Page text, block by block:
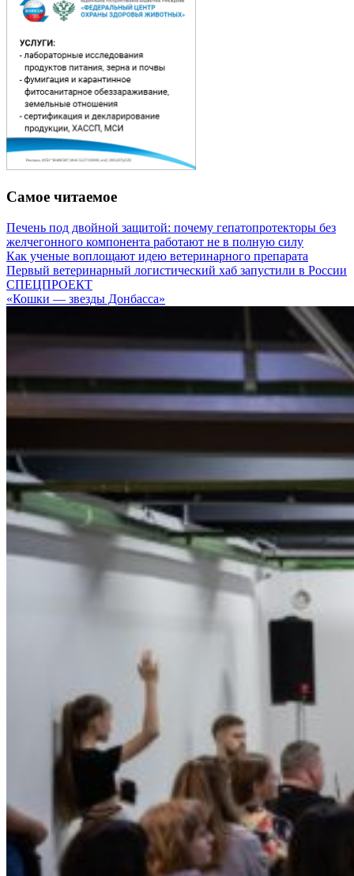
Самое читаемое
Печень под двойной защитой: почему гепатопротекторы без
желчегонного компонента работают не в полную силу
Как ученые воплощают идею ветеринарного препарата
Первый ветеринарный логистический хаб запустили в России
СПЕЦПРОЕКТ
«Кошки — звезды Донбасса»